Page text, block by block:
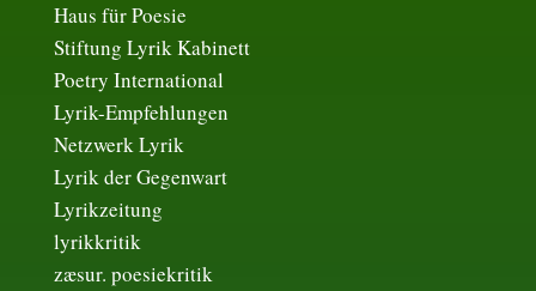
Haus für Poesie
Stiftung Lyrik Kabinett
Poetry International
Lyrik-Empfehlungen
Netzwerk Lyrik
Lyrik der Gegenwart
Lyrikzeitung
lyrikkritik
zæsur. poesiekritik